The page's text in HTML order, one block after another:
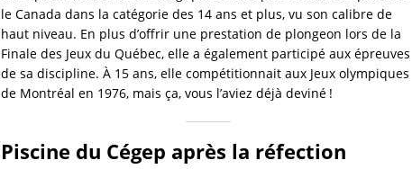
le Canada dans la catégorie des 14 ans et plus, vu son calibre de
haut niveau. En plus d’offrir une prestation de plongeon lors de la
Finale des Jeux du Québec, elle a également participé aux épreuves
de sa discipline. À 15 ans, elle compétitionnait aux Jeux olympiques
de Montréal en 1976, mais ça, vous l’aviez déjà deviné !
Piscine du Cégep après la réfection